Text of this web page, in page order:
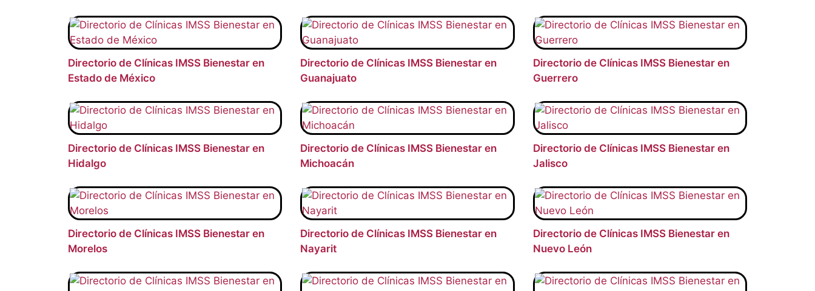
Directorio de Clínicas IMSS Bienestar en
Estado de México
Directorio de Clínicas IMSS Bienestar en
Guanajuato
Directorio de Clínicas IMSS Bienestar en
Guerrero
Directorio de Clínicas IMSS Bienestar en
Hidalgo
Directorio de Clínicas IMSS Bienestar en
Michoacán
Directorio de Clínicas IMSS Bienestar en
Jalisco
Directorio de Clínicas IMSS Bienestar en
Morelos
Directorio de Clínicas IMSS Bienestar en
Nayarit
Directorio de Clínicas IMSS Bienestar en
Nuevo León